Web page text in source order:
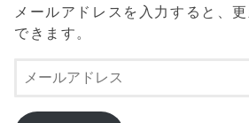
メールアドレスを入力すると、
できます。
ル